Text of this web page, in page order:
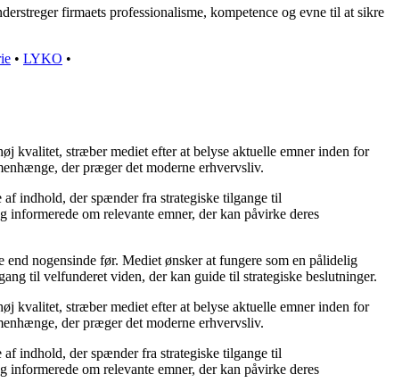
firmaets professionalisme, kompetence og evne til at sikre
• LYKO •
kvalitet, stræber mediet efter at belyse aktuelle emner inden for
der præger det moderne erhvervsliv.
indhold, der spænder fra strategiske tilgange til
om relevante emner, der kan påvirke deres
nogensinde før. Mediet ønsker at fungere som en pålidelig
til velfunderet viden, der kan guide til strategiske beslutninger.
kvalitet, stræber mediet efter at belyse aktuelle emner inden for
der præger det moderne erhvervsliv.
indhold, der spænder fra strategiske tilgange til
om relevante emner, der kan påvirke deres